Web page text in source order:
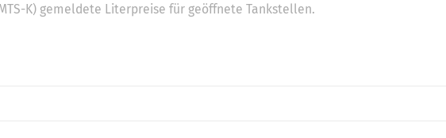
K) gemeldete Literpreise für geöffnete Tankstellen.